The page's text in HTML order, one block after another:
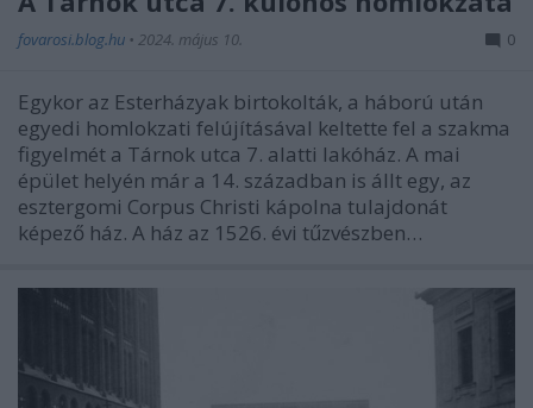
fovarosi.blog.hu • 2024. május 10. 0
Egykor az Esterházyak birtokolták, a háború után
egyedi homlokzati felújításával keltette fel a szakma
figyelmét a Tárnok utca 7. alatti lakóház. A mai
épület helyén már a 14. században is állt egy, az
esztergomi Corpus Christi kápolna tulajdonát
képező ház. A ház az 1526. évi tűzvészben…